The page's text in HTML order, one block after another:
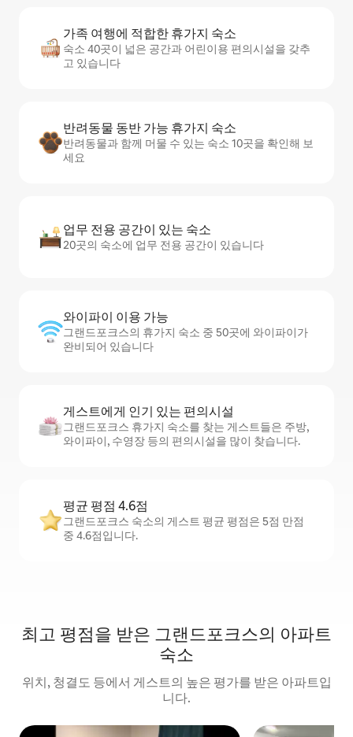
가족 여행에 적합한 휴가지 숙소
숙소 40곳이 넓은 공간과 어린이용 편의시설을 갖추
고 있습니다
반려동물 동반 가능 휴가지 숙소
반려동물과 함께 머물 수 있는 숙소 10곳을 확인해 보
세요
업무 전용 공간이 있는 숙소
20곳의 숙소에 업무 전용 공간이 있습니다
와이파이 이용 가능
그랜드포크스의 휴가지 숙소 중 50곳에 와이파이가
완비되어 있습니다
게스트에게 인기 있는 편의시설
그랜드포크스 휴가지 숙소를 찾는 게스트들은 주방,
와이파이, 수영장 등의 편의시설을 많이 찾습니다.
평균 평점 4.6점
그랜드포크스 숙소의 게스트 평균 평점은 5점 만점
중 4.6점입니다.
최고 평점을 받은 그랜드포크스의 아파트
숙소
위치, 청결도 등에서 게스트의 높은 평가를 받은 아파트입
니다.